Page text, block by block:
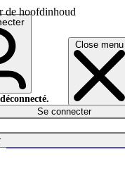
de hoofdinhoud
Close menu
Se connecter